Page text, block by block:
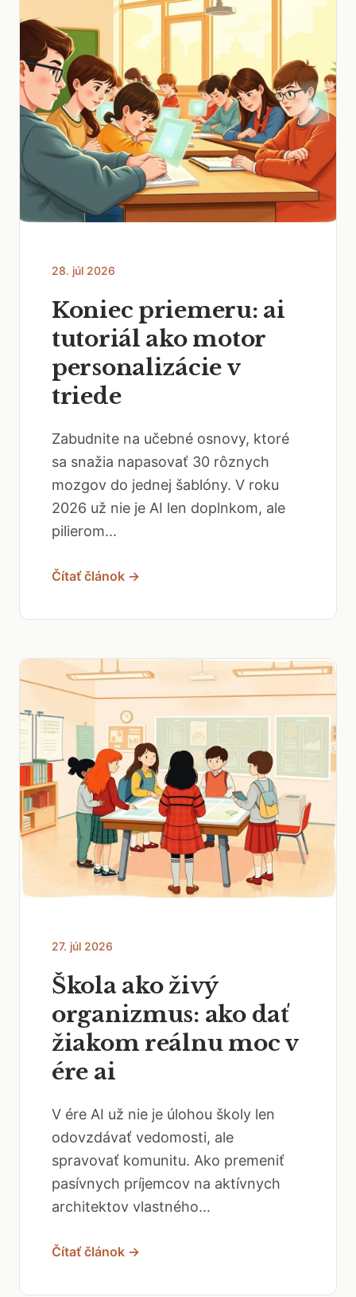
28. júl 2026
Koniec priemeru: ai
tutoriál ako motor
personalizácie v
triede
Zabudnite na učebné osnovy, ktoré
sa snažia napasovať 30 rôznych
mozgov do jednej šablóny. V roku
2026 už nie je AI len doplnkom, ale
pilierom...
Čítať článok →
27. júl 2026
Škola ako živý
organizmus: ako dať
žiakom reálnu moc v
ére ai
V ére AI už nie je úlohou školy len
odovzdávať vedomosti, ale
spravovať komunitu. Ako premeniť
pasívnych príjemcov na aktívnych
architektov vlastného...
Čítať článok →